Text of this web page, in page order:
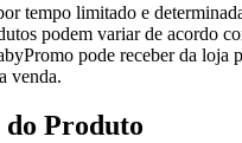
tempo limitado e
podem variar de acordo
pode receber da loja
venda.
do Produto